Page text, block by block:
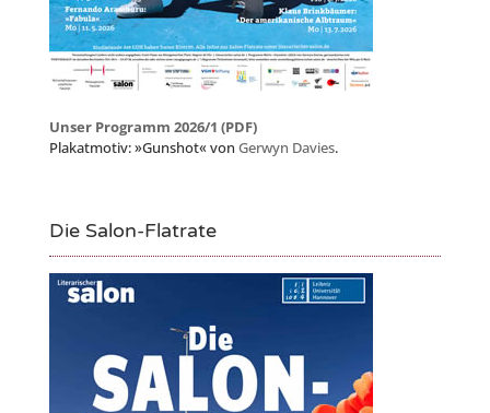
Unser Programm 2026/1 (PDF)
Plakatmotiv: »Gunshot« von Gerwyn Davies.
Die Salon-Flatrate